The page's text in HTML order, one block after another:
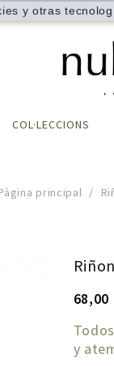
COL·LECCIONS
principal
68,00
y
y otras